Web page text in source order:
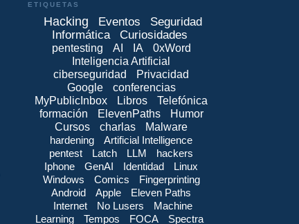
ETIQUETAS
Hacking Eventos
Seguridad
Informática
Curiosidades
pentesting AI IA
0xWord
Inteligencia Artificial
ciberseguridad
Privacidad
Google
conferencias
MyPublicInbox
Libros
Telefónica
formación
ElevenPaths
Humor
Cursos
charlas
Malware
hardening
Artificial Intelligence
pentest
Latch LLM
hackers
Iphone
GenAI Identidad
Linux
Windows
Comics
Fingerprinting
Android
Apple
Eleven Paths
Internet
No Lusers
Machine
Learning
Tempos FOCA
Spectra